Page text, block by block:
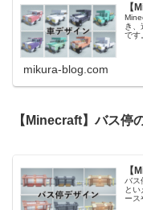
【
き
です
mikura-blog.com
【Minecraft】バス停
【
バス
とい
ース